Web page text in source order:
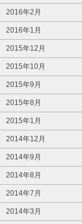
2016年2月
2016年1月
2015年12月
2015年10月
2015年9月
2015年8月
2015年1月
2014年12月
2014年9月
2014年8月
2014年7月
2014年3月